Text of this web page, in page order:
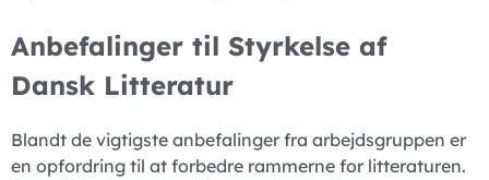
Anbefalinger til Styrkelse af
Dansk Litteratur
Blandt de vigtigste anbefalinger fra arbejdsgruppen er
en opfordring til at forbedre rammerne for litteraturen.